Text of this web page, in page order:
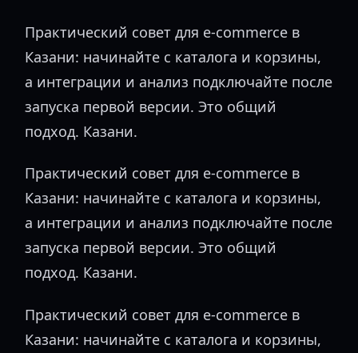
Практический совет для e-commerce в
Казани: начинайте с каталога и корзины,
а интеграции и анализ подключайте после
запуска первой версии. Это общий
подход. Казани.
Практический совет для e-commerce в
Казани: начинайте с каталога и корзины,
а интеграции и анализ подключайте после
запуска первой версии. Это общий
подход. Казани.
Практический совет для e-commerce в
Казани: начинайте с каталога и корзины,